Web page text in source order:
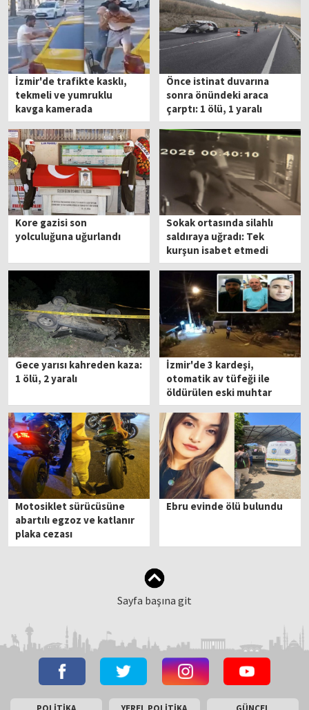
İzmir'de trafikte kasklı,
tekmeli ve yumruklu
kavga kamerada
Önce istinat duvarına
sonra önündeki araca
çarptı: 1 ölü, 1 yaralı
Kore gazisi son
yolculuğuna uğurlandı
Sokak ortasında silahlı
saldıraya uğradı: Tek
kurşun isabet etmedi
Gece yarısı kahreden kaza:
1 ölü, 2 yaralı
İzmir'de 3 kardeşi,
otomatik av tüfeği ile
öldürülen eski muhtar
tutuklandı
Motosiklet sürücüsüne
abartılı egzoz ve katlanır
plaka cezası
Ebru evinde ölü bulundu
Sayfa başına git